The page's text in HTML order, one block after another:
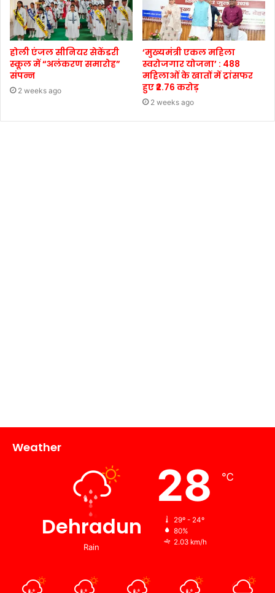
होली एंजल सीनियर सेकेंडरी
स्कूल में “अलंकरण समारोह”
संपन्न
2 weeks ago
‘मुख्यमंत्री एकल महिला
स्वरोजगार योजना’ : 488
महिलाओं के खातों में ट्रांसफर
हुए ₹2.76 करोड़
2 weeks ago
Weather
Dehradun
Rain
28 ℃
29º - 24º
80%
2.03 km/h